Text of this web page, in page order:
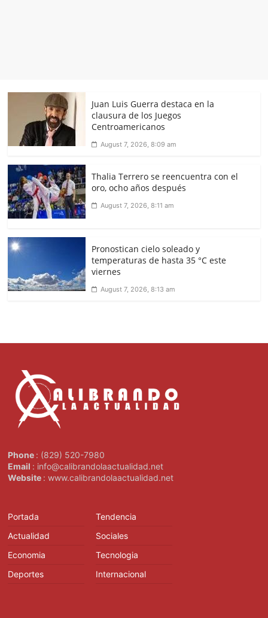
Juan Luis Guerra destaca en la
clausura de los Juegos
Centroamericanos
August 7, 2026, 8:09 am
Thalia Terrero se reencuentra con el
oro, ocho años después
August 7, 2026, 8:11 am
Pronostican cielo soleado y
temperaturas de hasta 35 °C este
viernes
August 7, 2026, 8:13 am
Phone : (829) 520-7980
Email : info@calibrandolaactualidad.net
Website : www.calibrandolaactualidad.net
Portada
Actualidad
Economia
Deportes
Tendencia
Sociales
Tecnologia
Internacional